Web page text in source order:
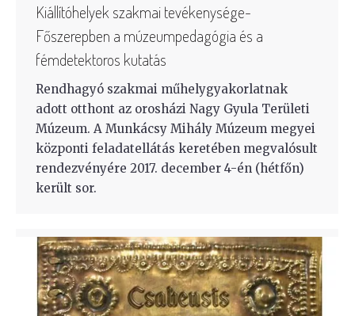
Kiállítóhelyek szakmai tevékenysége-
Főszerepben a múzeumpedagógia és a
fémdetektoros kutatás
Rendhagyó szakmai műhelygyakorlatnak
adott otthont az orosházi Nagy Gyula Területi
Múzeum. A Munkácsy Mihály Múzeum megyei
központi feladatellátás keretében megvalósult
rendezvényére 2017. december 4-én (hétfőn)
került sor.